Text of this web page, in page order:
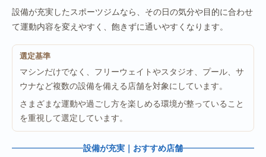
設備が充実したスポーツジムなら、その日の気分や目的に合わせ
て運動内容を変えやすく、飽きずに通いやすくなります。
選定基準
マシンだけでなく、フリーウェイトやスタジオ、プール、サ
ウナなど複数の設備を備える店舗を対象にしています。
さまざまな運動や過ごし方を楽しめる環境が整っていること
を重視して選定しています。
設備が充実｜おすすめ店舗